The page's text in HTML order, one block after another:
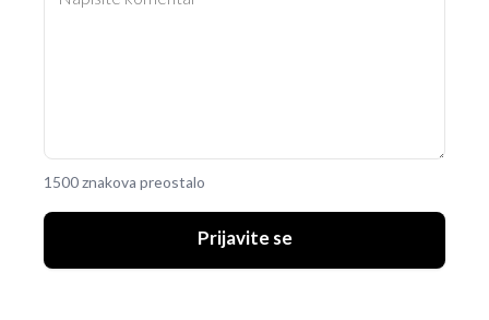
1500 znakova preostalo
Prijavite se